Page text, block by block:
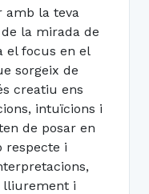
amb la teva
la mirada de
el focus en el
sorgeix de
creatiu ens
intuïcions i
de posar en
respecte i
lliurement i